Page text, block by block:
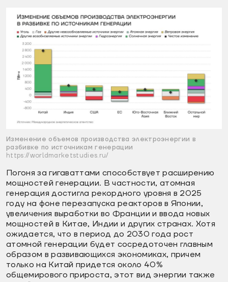
Изменение объемов производства электроэнергии в
разбивке по источникам генерации
https://worldmarketstudies.ru/
Погоня за гигаваттами способствует расширению
мощностей генерации. В частности, атомная
генерация достигла рекордного уровня в 2025
году на фоне перезапуска реакторов в Японии,
увеличения выработки во Франции и ввода новых
мощностей в Китае, Индии и других странах. Хотя
ожидается, что в период до 2030 года рост
атомной генерации будет сосредоточен главным
образом в развивающихся экономиках, причем
только на Китай придется около 40%
общемирового прироста, этот вид энергии также